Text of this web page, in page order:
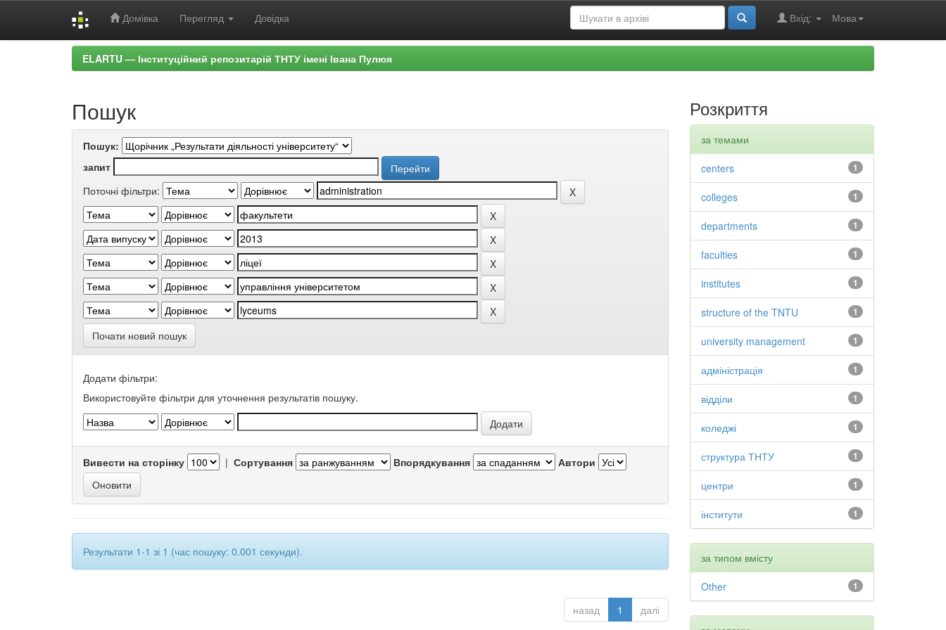
Домівка Перегляд Довідка Мова
Вхід:
ELARTU — Інституційний репозитарій ТНТУ імені Івана Пулюя
Пошук
Пошук:
запит
Поточні фільтри:
Почати новий пошук
Додати фільтри:
Використовуйте фільтри для уточнення результатів пошуку.
Вивести на сторінку | Сортування Впорядкування Автори
Результати 1-1 зі 1 (час пошуку: 0.001 секунди).
назад 1 далі
Розкриття
за темами
1
centers
1
colleges
1
departments
1
faculties
1
institutes
1
structure of the TNTU
1
university management
1
адміністрація
1
відділи
1
коледжі
1
структура ТНТУ
1
центри
1
інститути
за типом вмісту
1
Other